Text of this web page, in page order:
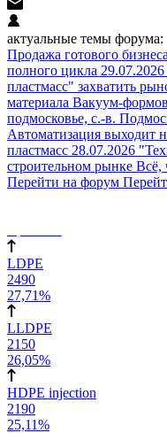
актуальные темы форума:
Продажа готового
полного цикла
пластмасс" захватить
материала Вакуум-
подмосковье, с.-в.
Автоматизация выходит
пластмасс 28.07.2026
строительном рынке Всё,
Перейти на форум
LDPE
2490
27,71%
LLDPE
2150
26,05%
HDPE injection
2190
25,11%